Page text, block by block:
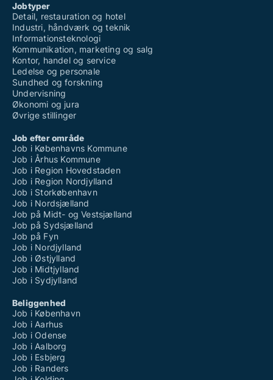
Jobtyper
Detail, restauration og hotel
Industri, håndværk og teknik
Informationsteknologi
Kommunikation, marketing og salg
Kontor, handel og service
Ledelse og personale
Sundhed og forskning
Undervisning
Økonomi og jura
Øvrige stillinger
Job efter område
Job i Københavns Kommune
Job i Århus Kommune
Job i Region Hovedstaden
Job i Region Nordjylland
Job i Storkøbenhavn
Job i Nordsjælland
Job på Midt- og Vestsjælland
Job på Sydsjælland
Job på Fyn
Job i Nordjylland
Job i Østjylland
Job i Midtjylland
Job i Sydjylland
Beliggenhed
Job i København
Job i Aarhus
Job i Odense
Job i Aalborg
Job i Esbjerg
Job i Randers